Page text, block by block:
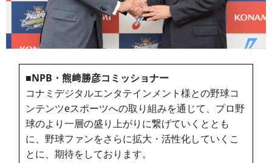
■NPB・熊﨑勝彦コミッショナー
コナミデジタルエンタテインメント様との野球コ
ンテンツeスポーツへの取り組みを通じて、プロ野
球のより一層の盛り上がりに繋げていくととも
に、野球ファンをさらに拡大・活性化していくこ
とに、期待をしております。